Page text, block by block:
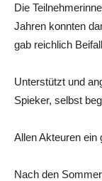
Die
Jahren konnten
gab reichlich
Unterstützt und
Spieker, selbst
Allen Akteuren
Nach den